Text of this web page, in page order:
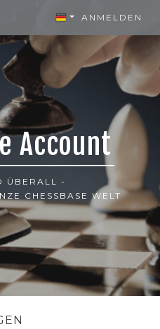
ANMELDEN
Account
ÜBERALL -
CHESSBASE WELT